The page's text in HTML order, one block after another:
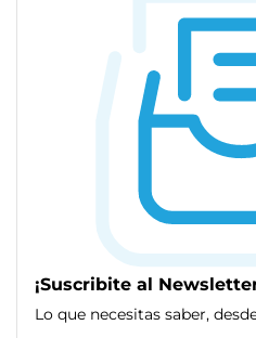
¡Suscribite al
Lo que necesitas saber,